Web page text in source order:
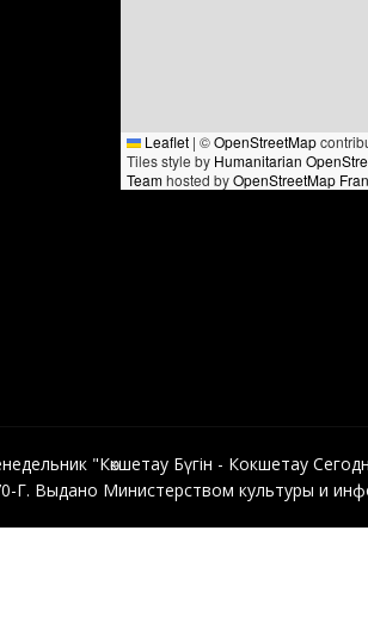
Leaflet | ©OpenStreetMap
Tiles style by Humanitarian
Teamhosted byOpenStreetMap
"Көкшетау Бүгін - Кокшетау
Г. Выдано Министерством культуры и